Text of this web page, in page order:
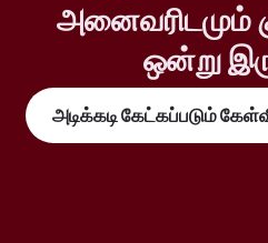
அனைவரிடமும்
ஒன்று
அடிக்கடி கேட்கப்படும்